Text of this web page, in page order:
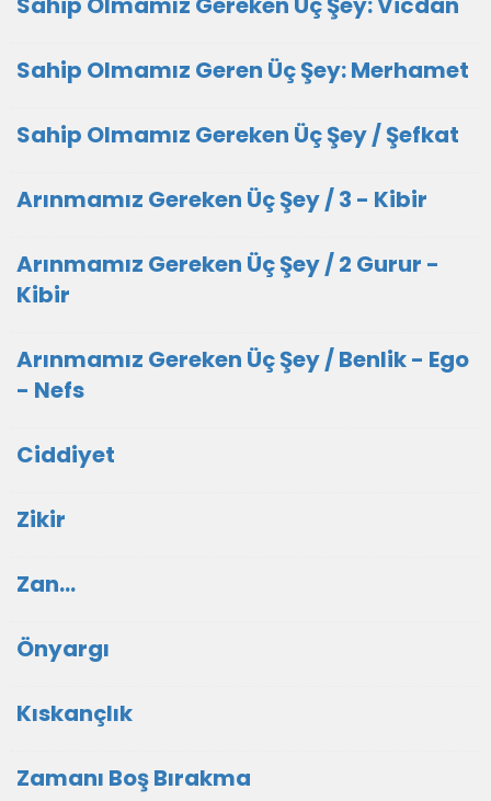
Sahip Olmamız Geren Üç Şey: Merhamet
Sahip Olmamız Gereken Üç Şey / Şefkat
Arınmamız Gereken Üç Şey / 3 - Kibir
Arınmamız Gereken Üç Şey / 2 Gurur -
Kibir
Arınmamız Gereken Üç Şey / Benlik - Ego
- Nefs
Ciddiyet
Zikir
Zan...
Önyargı
Kıskançlık
Zamanı Boş Bırakma